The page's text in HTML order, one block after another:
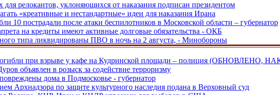
для релокантов, уклоняющихся от наказания подписан президентом
«креативные и нестандартные» идеи для наказания Ирана
10 пострадали после атаки беспилотников в Московской области – губернатор
на кредиты имеют активные долговые обязательства - ОКБ
типа ликвидированы ПВО в ночь на 2 августа, - Минобороны
при взрыве у кафе на Кудринской площади – полиция (ОБНОВЛЕНО,
объявлен в розыск за содействие терроризму
дома в Подмосковье - губернатор
Архнадзора по защите культурного наследия подана в Верховный суд